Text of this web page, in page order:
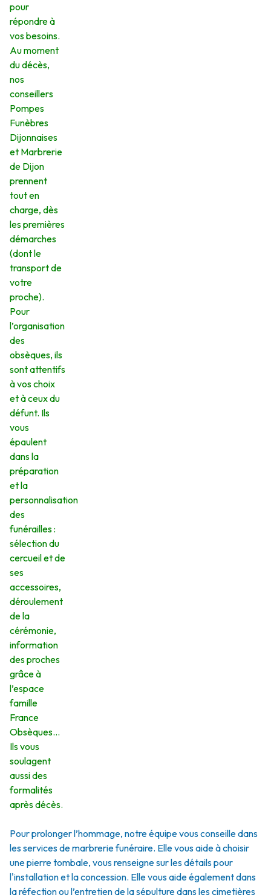
pour
répondre à
vos besoins.
Au moment
du décès,
nos
conseillers
Pompes
Funèbres
Dijonnaises
et Marbrerie
de Dijon
prennent
tout en
charge, dès
les premières
démarches
(dont le
transport de
votre
proche).
Pour
l’organisation
des
obsèques, ils
sont attentifs
à vos choix
et à ceux du
défunt. Ils
vous
épaulent
dans la
préparation
et la
personnalisation
des
funérailles :
sélection du
cercueil et de
ses
accessoires,
déroulement
de la
cérémonie,
information
des proches
grâce à
l’espace
famille
France
Obsèques…
Ils vous
soulagent
aussi des
formalités
après décès.
Pour prolonger l’hommage, notre équipe vous conseille dans
les services de marbrerie funéraire. Elle vous aide à choisir
une pierre tombale, vous renseigne sur les détails pour
l'installation et la concession. Elle vous aide également dans
la réfection ou l’entretien de la sépulture dans les cimetières